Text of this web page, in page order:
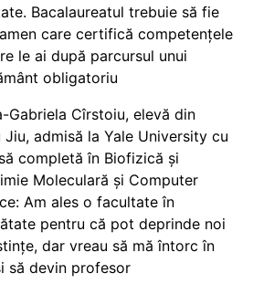
Bacalaureatul trebuie să fie
care certifică competențele
le ai după parcursul unui
obligatoriu
Gabriela Cîrstoiu, elevă din
Jiu, admisă la Yale University cu
completă în Biofizică și
Moleculară și Computer
Am ales o facultate în
pentru că pot deprinde noi
dar vreau să mă întorc în
să devin profesor